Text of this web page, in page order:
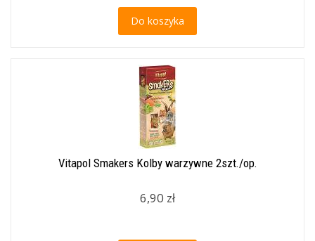
Do koszyka
Vitapol Smakers Kolby warzywne 2szt./op.
6,90 zł